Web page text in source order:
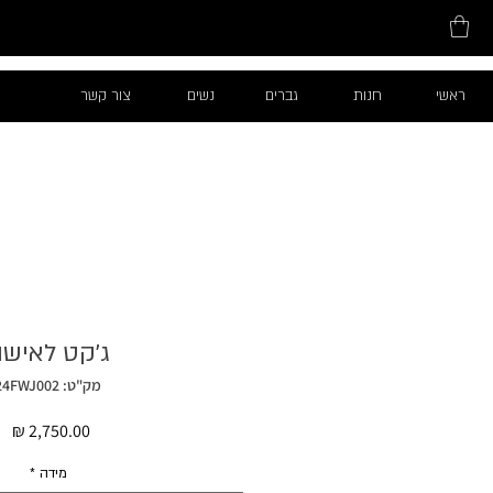
ראשי חנות גברים נשים צור קשר
ג׳קט
מק"ט: 24FWJ002
‏2,750.00 ‏₪
מידה *